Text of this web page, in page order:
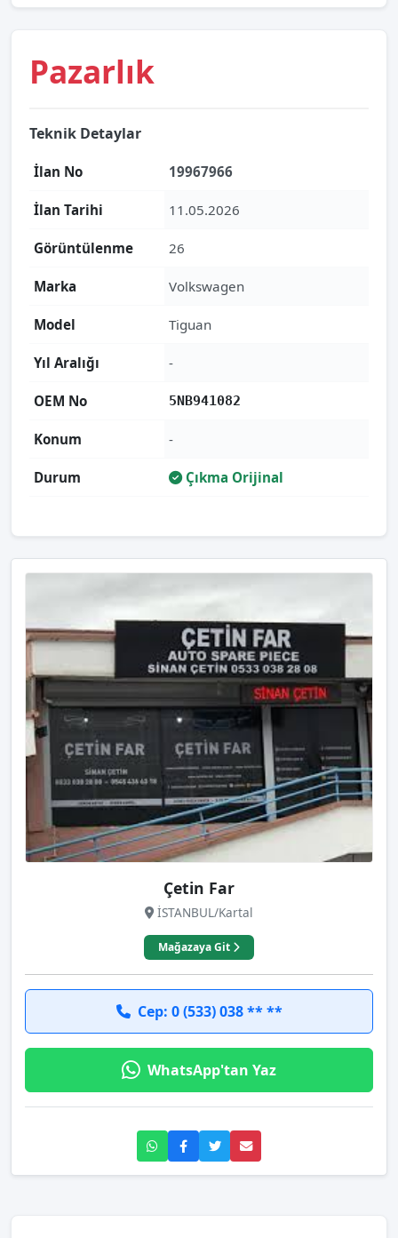
Pazarlık
Teknik Detaylar
İlan No 19967966
İlan Tarihi 11.05.2026
Görüntülenme 26
Marka Volkswagen
Model Tiguan
Yıl Aralığı -
OEM No 5NB941082
Konum -
Durum Çıkma Orijinal
Çetin Far
İSTANBUL/Kartal
Mağazaya Git
Cep: 0 (533) 038 ** **
WhatsApp'tan Yaz